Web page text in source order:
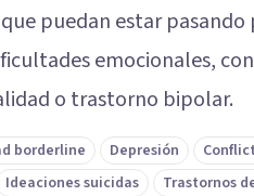
puedan estar pasando
emocionales,
o trastorno bipolar.
borderline Depresión
Ideaciones suicidas Trastornos